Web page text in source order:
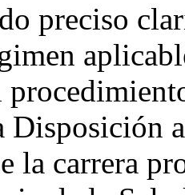
preciso
Disposición
la carrera